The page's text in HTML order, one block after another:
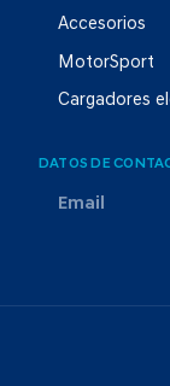
Accesorios
MotorSport
Cargadores
DATOS DE
Email